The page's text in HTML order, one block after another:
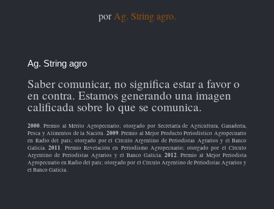
porAg. String agro.
Ag. String agro
Saber comunicar, no significa estar a favor o
en contra. Estamos generando una imagen
calificada sobre lo que se comunica.
2000. Premio al Mérito Agropecuario; otorgado por Secretaría de Agricultura, Ganadería,
Pesca y Alimentos de la Nación. 2009. Premio al Mejor Producto Periodístico Agropecuario
en Radio del país; otorgado por el Círculo Argentino de Periodistas Agrarios y el Banco
Galicia.2011. Premio Revelación en Periodismo Agropecuario; otorgado por el Círculo
Argentino de Periodistas Agrarios y el Banco Galicia. 2012. Premio al Mejor Periodista
Agropecuario en Radio del país; otorgado por el Círculo Argentino de Periodistas Agrarios y
el Banco Galicia.